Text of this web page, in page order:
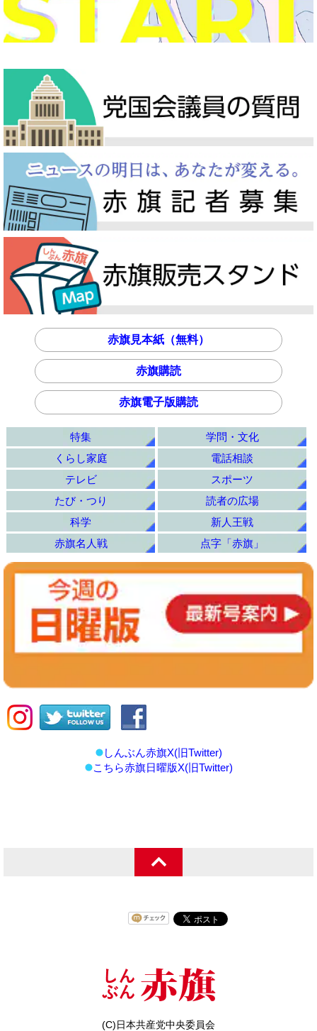
赤旗見本紙（無料）
赤旗購読
赤旗電子版購読
特集
学問・文化
くらし家庭
電話相談
テレビ
スポーツ
たび・つり
読者の広場
科学
新人王戦
赤旗名人戦
点字「赤旗」
しんぶん赤旗X(旧Twitter)
こちら赤旗日曜版X(旧Twitter)
(C)日本共産党中央委員会